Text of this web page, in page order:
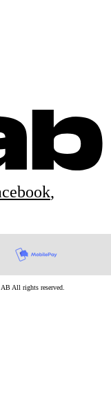
,
AB All rights reserved.